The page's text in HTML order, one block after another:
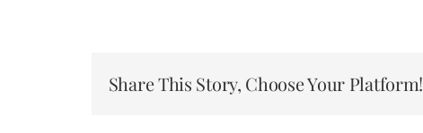
Share This Story, Choose Your Platform!